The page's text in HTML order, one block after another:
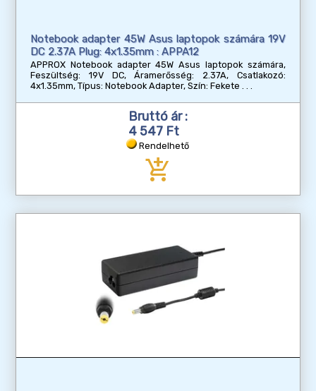
Notebook adapter 45W Asus laptopok számára 19V
DC 2.37A Plug: 4x1.35mm : APPA12
APPROX Notebook adapter 45W Asus laptopok számára,
Feszültség: 19V DC, Áramerősség: 2.37A, Csatlakozó:
4x1.35mm, Típus: Notebook Adapter, Szín: Fekete
Bruttó ár :
4 547 Ft
Rendelhető
add_shopping_cart